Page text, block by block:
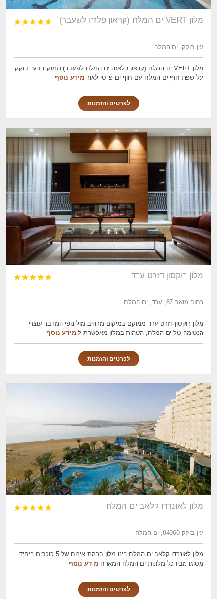
מלון VERT ים המלח (קראון פלזה לשעבר) 




עין בוקק, ים המלח
מלון VERT ים המלח (קראון פלאזה ים המלח לשעבר) ממוקם בעין בוקק
על שפת חוף ים המלח עם חוף ים פרטי לאורמידע נוסף
לפרטים והזמנות
מלון רוקסון דזרט ערד 




רחוב מואב 87, ערד, ים המלח
מלון רוקסון דזרט ערד ממוקם במיקום מרהיב מול נופי המדבר עוצרי
הנשימה של ים המלח, השהות במלון מאפשרת למידע נוסף
לפרטים והזמנות
מלון לאונרדו קלאב ים המלח 




עין בוקק 84960, ים המלח
מלון לאונרדו קלאב ים המלח הינו מלון ברמת אירוח של 5 כוכבים היחיד
מסוגו מבין כל מלונות ים המלח המארחמידע נוסף
לפרטים והזמנות